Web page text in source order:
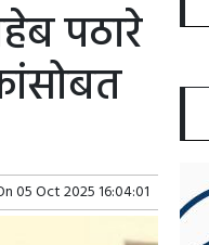
पठारे
05 Oct 2025 16:04:01